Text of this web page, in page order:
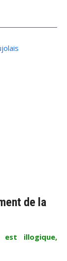
de la
est illogique,